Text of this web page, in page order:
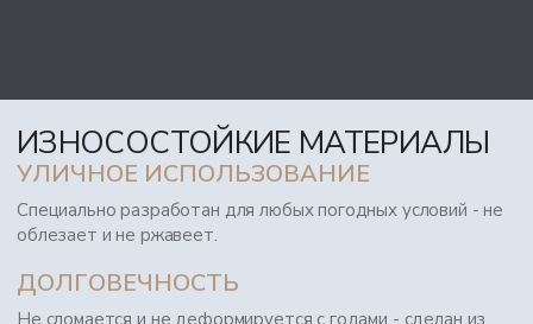
ИЗНОСОСТОЙКИЕ МАТЕРИАЛЫ
УЛИЧНОЕ ИСПОЛЬЗОВАНИЕ
Специально разработан для любых погодных условий - не
облезает и не ржавеет.
ДОЛГОВЕЧНОСТЬ
Не сломается и не деформируется с годами - сделан из